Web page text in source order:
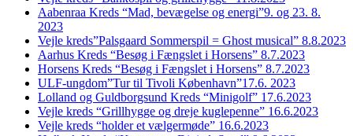
Aabenraa Kreds “Mad, bevægelse og energi”9. og 23. 8.
2023
Vejle kreds”Palsgaard Sommerspil = Ghost musical” 8.8.2023
Aarhus Kreds “Besøg i Fængslet i Horsens” 8.7.2023
Horsens Kreds “Besøg i Fængslet i Horsens” 8.7.2023
ULF-ungdom”Tur til Tivoli København”17.6. 2023
Lolland og Guldborgsund Kreds “Minigolf” 17.6.2023
Vejle kreds “Grillhygge og dreje kuglepenne” 16.6.2023
Vejle kreds “holder et vælgermøde” 16.6.2023